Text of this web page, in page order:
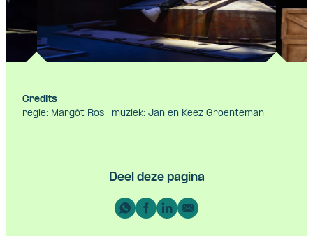
Credits
regie: Margôt Ros | muziek: Jan en Keez Groenteman
Deel deze pagina